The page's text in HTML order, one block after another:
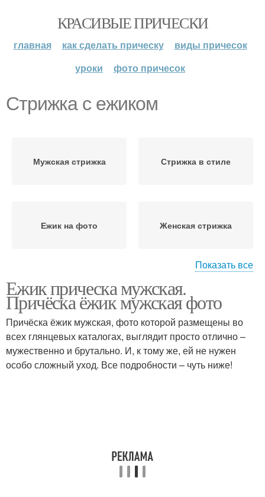
КРАСИВЫЕ ПРИЧЕСКИ
главная как сделать прическу
виды причесок
уроки
фото причесок
Стрижка с ежиком
Мужская стрижка Стрижка в стиле
Ежик на фото Женская стрижка
Спортивная стрижка
стрижки
/мужская стрижка Мужские ежики
Показать все
Ежик прическа мужская.
Причёска ёжик мужская фото
Причёска ёжик мужская, фото которой размещены во
всех глянцевых каталогах, выглядит просто отлично –
мужественно и брутально. И, к тому же, ей не нужен
особо сложный уход. Все подробности – чуть ниже!